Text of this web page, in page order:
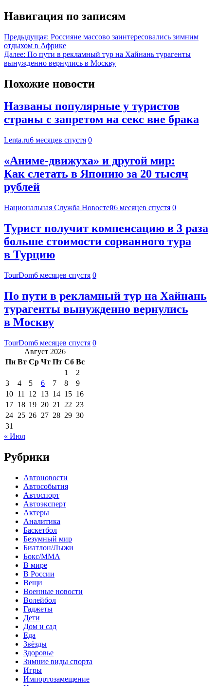
Навигация по записям
Предыдущая: Россияне массово заинтересовались зимним
отдыхом в Африке
Далее: По пути в рекламный тур на Хайнань турагенты
вынужденно вернулись в Москву
Похожие новости
Названы популярные у туристов
страны с запретом на секс вне брака
Lenta.ru6 месяцев спустя 0
«Аниме-движуха» и другой мир:
Как слетать в Японию за 20 тысяч
рублей
Национальная Служба Новостей6 месяцев спустя 0
Турист получит компенсацию в 3 раза
больше стоимости сорванного тура
в Турцию
TourDom6 месяцев спустя 0
По пути в рекламный тур на Хайнань
турагенты вынужденно вернулись
в Москву
TourDom6 месяцев спустя 0
Август 2026
Пн Вт Ср Чт Пт Сб Вс
1
2
3
4 5 6 7 8
9
10 11 12 13 14 15 16
17 18 19 20 21 22 23
24 25 26 27 28 29 30
31
« Июл
Рубрики
Автоновости
Автособытия
Автоспорт
Автоэксперт
Актеры
Аналитика
Баскетбол
Безумный мир
Биатлон/Лыжи
Бокс/MMA
В мире
В России
Вещи
Военные новости
Волейбол
Гаджеты
Дети
Дом и сад
Еда
Звёзды
Здоровье
Зимние виды спорта
Игры
Импортозамещение